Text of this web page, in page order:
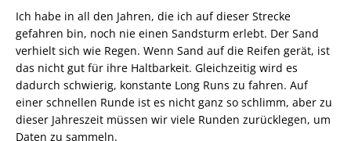
Ich habe in all den Jahren, die ich auf dieser Strecke
gefahren bin, noch nie einen Sandsturm erlebt. Der Sand
verhielt sich wie Regen. Wenn Sand auf die Reifen gerät, ist
das nicht gut für ihre Haltbarkeit. Gleichzeitig wird es
dadurch schwierig, konstante Long Runs zu fahren. Auf
einer schnellen Runde ist es nicht ganz so schlimm, aber zu
dieser Jahreszeit müssen wir viele Runden zurücklegen, um
Daten zu sammeln.